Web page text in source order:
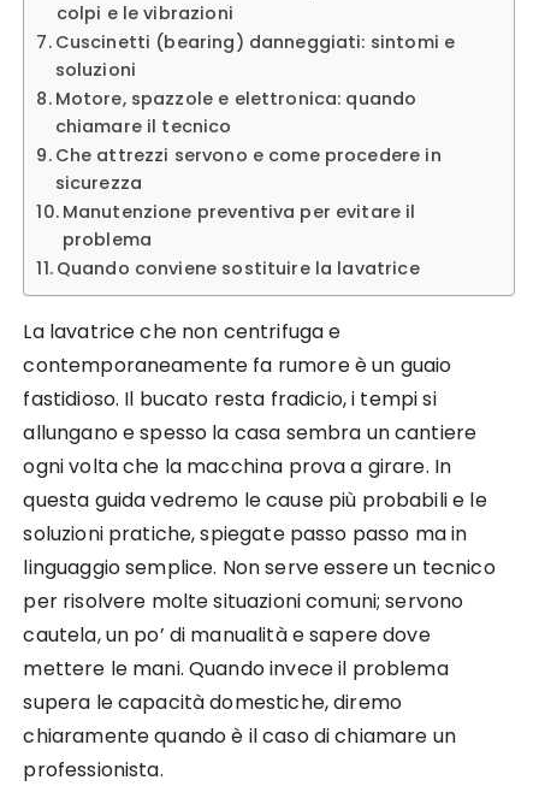
colpi e le vibrazioni
Cuscinetti (bearing) danneggiati: sintomi e
soluzioni
Motore, spazzole e elettronica: quando
chiamare il tecnico
Che attrezzi servono e come procedere in
sicurezza
Manutenzione preventiva per evitare il
problema
Quando conviene sostituire la lavatrice
La lavatrice che non centrifuga e
contemporaneamente fa rumore è un guaio
fastidioso. Il bucato resta fradicio, i tempi si
allungano e spesso la casa sembra un cantiere
ogni volta che la macchina prova a girare. In
questa guida vedremo le cause più probabili e le
soluzioni pratiche, spiegate passo passo ma in
linguaggio semplice. Non serve essere un tecnico
per risolvere molte situazioni comuni; servono
cautela, un po’ di manualità e sapere dove
mettere le mani. Quando invece il problema
supera le capacità domestiche, diremo
chiaramente quando è il caso di chiamare un
professionista.